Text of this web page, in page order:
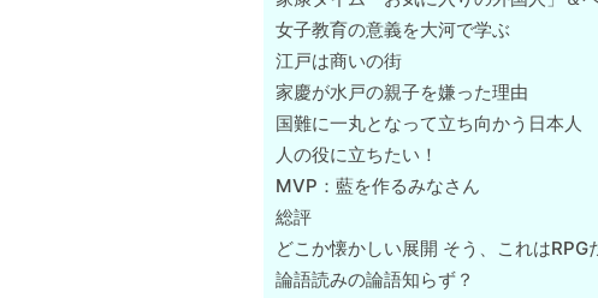
女子教育の意義を大河で学ぶ
江戸は商いの街
家慶が水戸の親子を嫌った理由
国難に一丸となって立ち向かう日本人
人の役に立ちたい！
MVP：藍を作るみなさん
総評
どこか懐かしい展開 そう、これはRPG
論語読みの論語知らず？